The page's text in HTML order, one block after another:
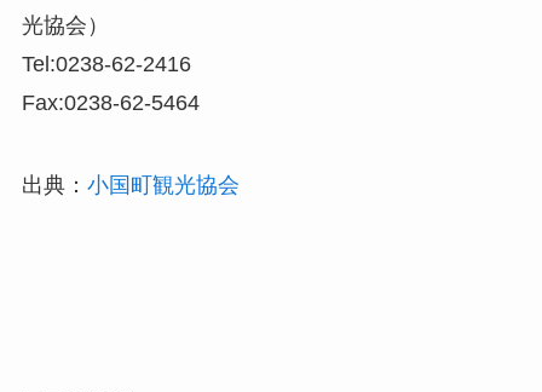
光協会）
Tel:0238-62-2416
Fax:0238-62-5464
出典： 小国町観光協会